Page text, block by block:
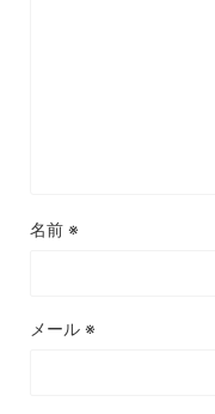
名前 ※
メール ※